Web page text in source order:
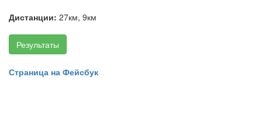
Дистанции: 27км, 9км
Результаты
Страница на Фейсбук